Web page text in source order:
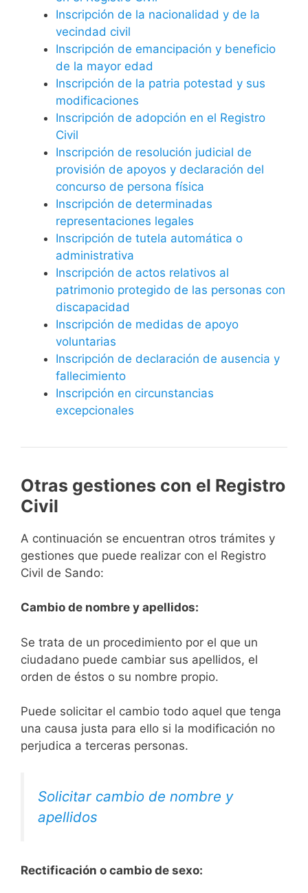
Inscripción de la nacionalidad y de la
vecindad civil
Inscripción de emancipación y beneficio
de la mayor edad
Inscripción de la patria potestad y sus
modificaciones
Inscripción de adopción en el Registro
Civil
Inscripción de resolución judicial de
provisión de apoyos y declaración del
concurso de persona física
Inscripción de determinadas
representaciones legales
Inscripción de tutela automática o
administrativa
Inscripción de actos relativos al
patrimonio protegido de las personas con
discapacidad
Inscripción de medidas de apoyo
voluntarias
Inscripción de declaración de ausencia y
fallecimiento
Inscripción en circunstancias
excepcionales
Otras gestiones con el Registro
Civil
A continuación se encuentran otros trámites y
gestiones que puede realizar con el Registro
Civil de Sando:
Cambio de nombre y apellidos:
Se trata de un procedimiento por el que un
ciudadano puede cambiar sus apellidos, el
orden de éstos o su nombre propio.
Puede solicitar el cambio todo aquel que tenga
una causa justa para ello si la modificación no
perjudica a terceras personas.
Solicitar cambio de nombre y
apellidos
Rectificación o cambio de sexo: